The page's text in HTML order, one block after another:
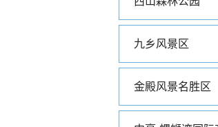
九乡风景区
金殿风景名胜区